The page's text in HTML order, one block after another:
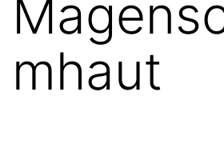
mhaut